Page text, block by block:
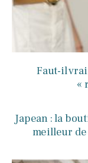
Faut-il
«
Japean : la
meilleur de